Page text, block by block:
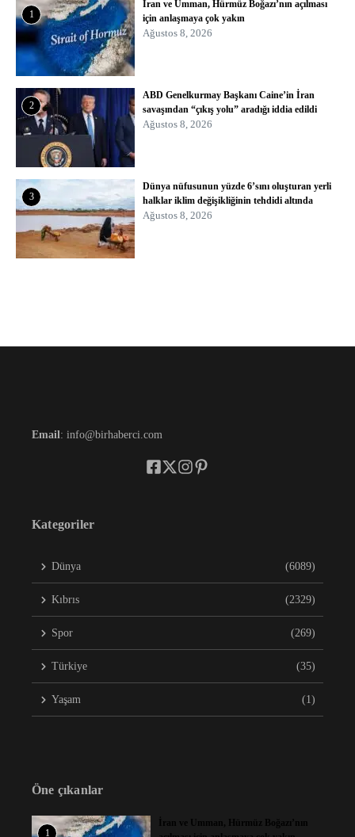
1
İran ve Umman, Hürmüz Boğazı’nın açılması
için anlaşmaya çok yakın
Ağustos 8, 2026
2
ABD Genelkurmay Başkanı Caine’in İran
savaşından “çıkış yolu” aradığı iddia edildi
Ağustos 8, 2026
3
Dünya nüfusunun yüzde 6’sını oluşturan yerli
halklar iklim değişikliğinin tehdidi altında
Ağustos 8, 2026
Email: info@birhaberci.com
Kategoriler
Dünya (6089)
Kıbrıs (2329)
Spor (269)
Türkiye (35)
Yaşam (1)
Öne çıkanlar
1
İran ve Umman, Hürmüz Boğazı’nın